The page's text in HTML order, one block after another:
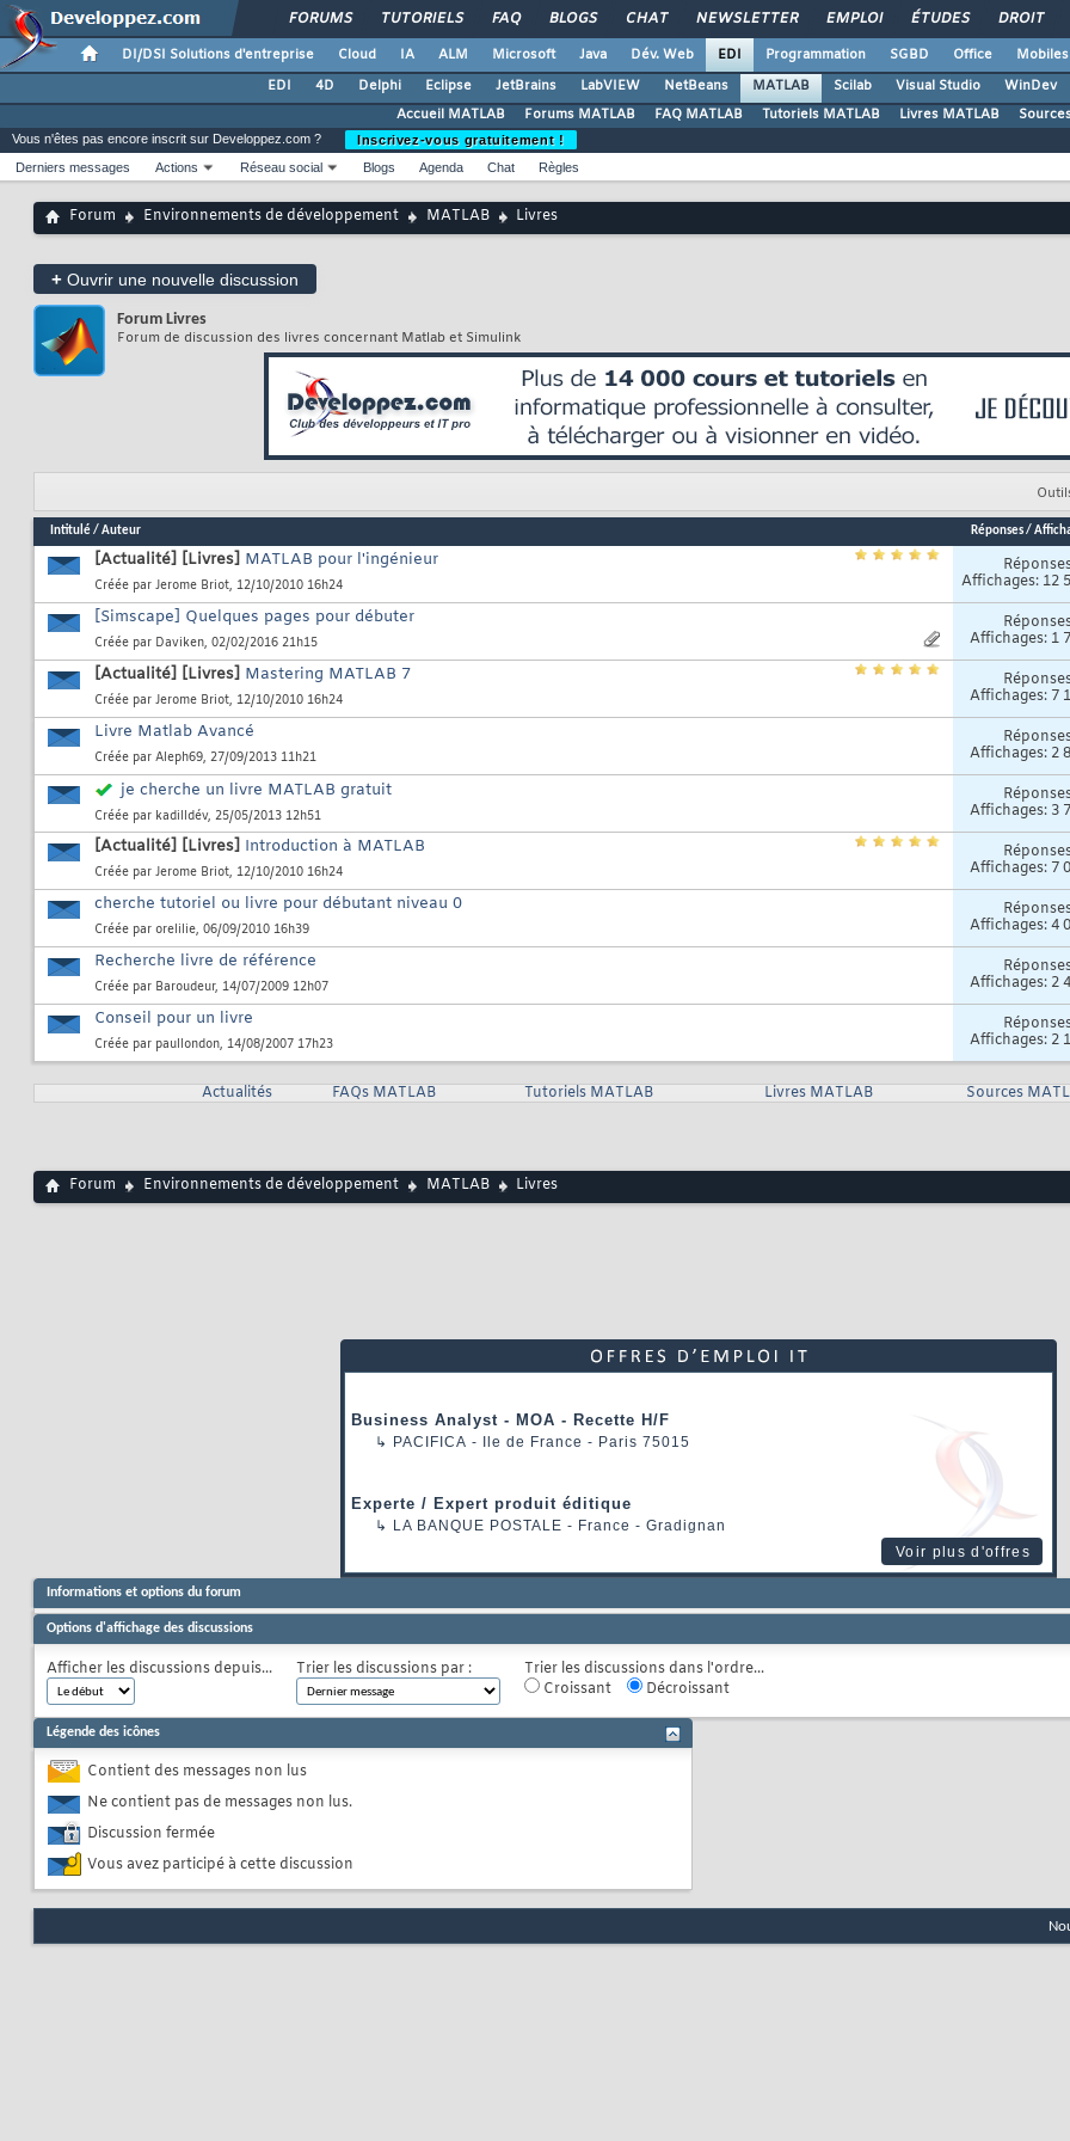
FORUMS TUTORIELS FAQ BLOGS CHAT NEWSLETTER EMPLOI ÉTUDES DROIT
DI/DSI Solutions d'entreprise Cloud IA ALM Microsoft Java Dév. Web EDI Programmation SGBD Office
Mobiles
EDI
4D Delphi Eclipse JetBrains LabVIEW NetBeans MATLAB Scilab Visual Studio
WinDev
Accueil MATLAB
Forums MATLAB FAQ MATLAB Tutoriels MATLAB Livres MATLAB
Vous n'êtes pas encore inscrit sur Developpez.com ?
Inscrivez-vous gratuitement !
Derniers messages
Actions Réseau social Blogs Agenda Chat Règles
Forum Environnements de développement MATLAB Livres
+ Ouvrir une nouvelle discussion
Forum Livres
Forum de discussion des livres concernant Matlab et Simulink
Intitulé/ Auteur Réponses/
[Actualité] [Livres] MATLAB pour l'ingénieur
Créée par Jerome Briot, 12/10/2010 16h24
Affichages: 12
[Simscape] Quelques pages pour débuter
Créée par Daviken, 02/02/2016 21h15
Affichages: 1
[Actualité] [Livres] Mastering MATLAB 7
Créée par Jerome Briot, 12/10/2010 16h24
Affichages: 7
Livre Matlab Avancé
Créée par Aleph69, 27/09/2013 11h21
Affichages: 2
je cherche un livre MATLAB gratuit
Créée par kadilldév, 25/05/2013 12h51
Affichages: 3
[Actualité] [Livres] Introduction à MATLAB
Créée par Jerome Briot, 12/10/2010 16h24
Affichages: 7
cherche tutoriel ou livre pour débutant niveau 0
Créée par orelilie, 06/09/2010 16h39
Affichages: 4
Recherche livre de référence
Créée par Baroudeur, 14/07/2009 12h07
Affichages: 2
Conseil pour un livre
Créée par paullondon, 14/08/2007 17h23
Affichages: 2
Actualités FAQs MATLAB Tutoriels MATLAB Livres MATLAB Sources
Forum Environnements de développement MATLAB Livres
Business Analyst - MOA - Recette H/F
↳ PACIFICA - Ile de France - Paris 75015
Experte / Expert produit éditique
↳ LA BANQUE POSTALE - France - Gradignan
Voir plus d'offres
Informations et options du forum
Options d'affichage des discussions
Afficher les discussions depuis... Trier les discussions par :
Trier les discussions dans l'ordre...
Croissant
Décroissant
Légende des icônes
Contient des messages non lus
Ne contient pas de messages non lus.
Discussion fermée
Vous avez participé à cette discussion